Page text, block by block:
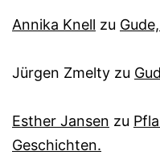
Annika Knell zu
Jürgen Zmelty zu
Esther Jansen zu
Geschichten.